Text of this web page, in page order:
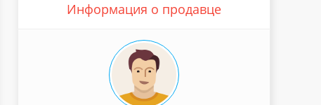
Информация о продавце